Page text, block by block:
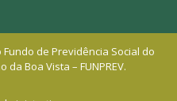
de Previdência Social do
Boa Vista – FUNPREV.